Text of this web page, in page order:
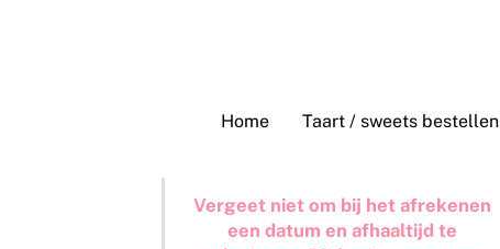
Home Taart / sweets bestellen
Vergeet niet om bij het afrekenen
een datum en afhaaltijd te